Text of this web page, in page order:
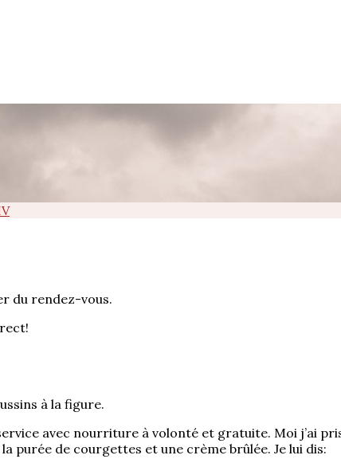
du rendez-vous.
à la figure.
avec nourriture à volonté et gratuite. Moi j’ai
purée de courgettes et une crème brûlée. Je lui dis: